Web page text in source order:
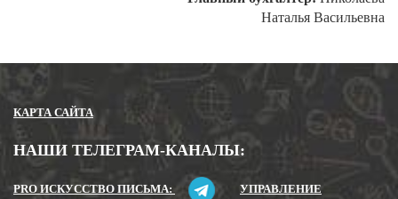
Наталья Васильевна
КАРТА САЙТА
НАШИ ТЕЛЕГРАМ-КАНАЛЫ:
PRO ИСКУССТВО ПИСЬМА:
УПРАВЛЕНИЕ